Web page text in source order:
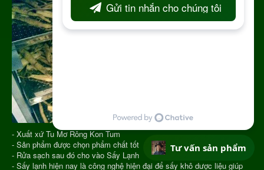
- Xuất xứ Tu Mơ Rông Kon Tum
- Sản phẩm được chọn phẩm chất tốt
- Rửa sạch sau đó cho vào Sấy Lạnh
- Sấy lạnh hiện nay là công nghệ hiện đại để sấy khô dược liệu giúp
Tư vấn sản phẩm